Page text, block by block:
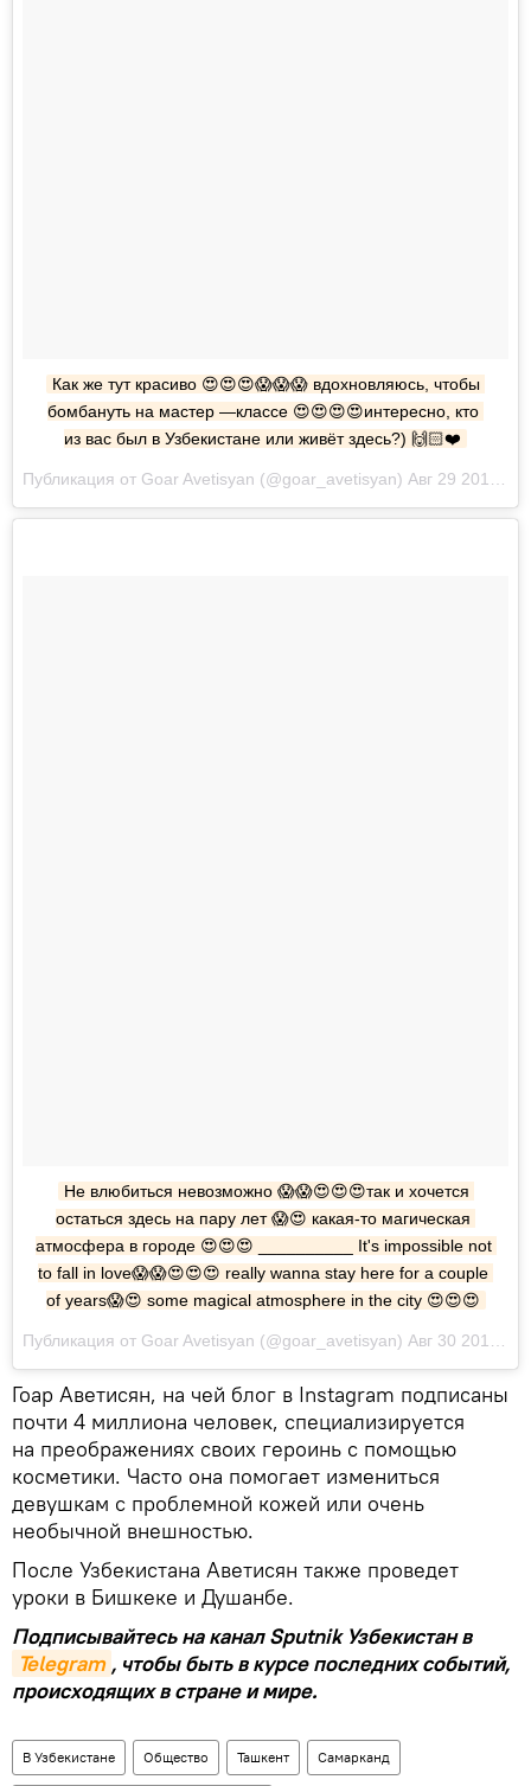
Как же тут красиво 😍😍😍😱😱😱 вдохновляюсь, чтобы
бомбануть на мастер —классе 😍😍😍😍интересно, кто
из вас был в Узбекистане или живёт здесь?) 🙌🏻❤️
Публикация от Goar Avetisyan (@goar_avetisyan) Авг 29 2017 в 8:21 PDT
Не влюбиться невозможно 😱😱😍😍😍так и хочется
остаться здесь на пару лет 😱😍 какая-то магическая
атмосфера в городе 😍😍😍 __________ It's impossible not
to fall in love😱😱😍😍😍 really wanna stay here for a couple
of years😱😍 some magical atmosphere in the city 😍😍😍
Публикация от Goar Avetisyan (@goar_avetisyan) Авг 30 2017 в 6:06 PDT
Гоар Аветисян, на чей блог в Instagram подписаны
почти 4 миллиона человек, специализируется
на преображениях своих героинь с помощью
косметики. Часто она помогает измениться
девушкам с проблемной кожей или очень
необычной внешностью.
После Узбекистана Аветисян также проведет
уроки в Бишкеке и Душанбе.
Подписывайтесь на канал Sputnik Узбекистан в
Telegram , чтобы быть в курсе последних событий,
происходящих в стране и мире.
В Узбекистане Общество Ташкент Самарканд